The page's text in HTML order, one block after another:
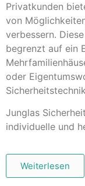
Privatkunden
von
verbessern.
begrenzt auf ein
oder
Junglas
individuelle und
Weiterlesen